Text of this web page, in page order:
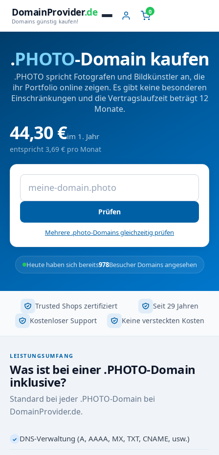
DomainProvider.de
Domains günstig kaufen!
0
.PHOTO-Domain kaufen
.PHOTO spricht Fotografen und Bildkünstler an, die
ihr Portfolio online zeigen. Es gibt keine besonderen
Einschränkungen und die Vertragslaufzeit beträgt 12
Monate.
44,30 €im 1. Jahr
entspricht 3,69 € pro Monat
Prüfen
Mehrere .photo-Domains gleichzeitig prüfen
Heute haben sich bereits978Besucher Domains angesehen
Trusted Shops zertifiziert
Seit 29 Jahren
Kostenloser Support
Keine versteckten Kosten
LEISTUNGSUMFANG
Was ist bei einer .PHOTO-Domain
inklusive?
Standard bei jeder .PHOTO-Domain bei
DomainProvider.de.
✓ DNS-Verwaltung (A, AAAA, MX, TXT, CNAME, usw.)